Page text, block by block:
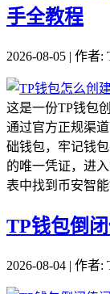
手全教程
2026-08-05 | 作者:
这是一份TP钱包
通过官方正规渠
础钱包，牢记钱
的唯一凭证，进
表中找到币安智
TP钱包倒
2026-08-04 | 作者: